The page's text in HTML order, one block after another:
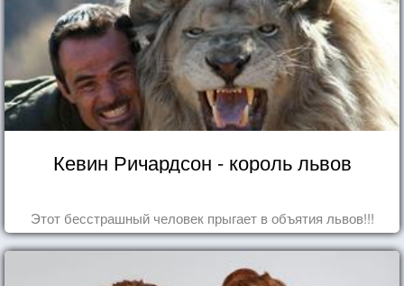
Кевин Ричардсон - король львов
Этот бесстрашный человек прыгает в объятия львов!!!